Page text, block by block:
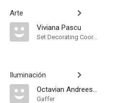
Arte
Viviana Pascu
Set Decorating Coordinator
Iluminación
Octavian Andreescu
Gaffer